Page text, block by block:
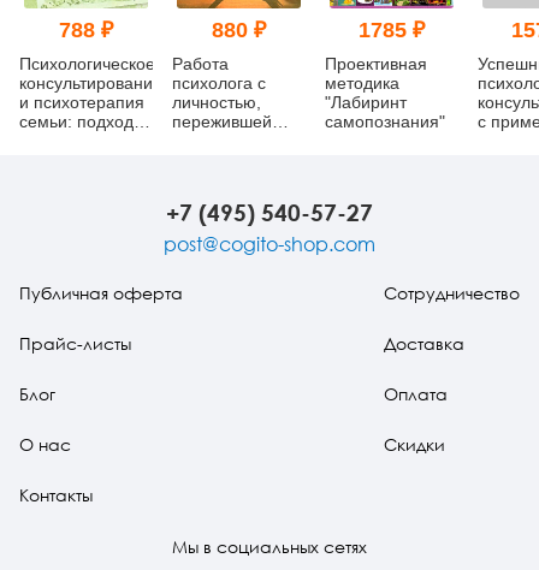
788 ₽
Психологическое
консультирование
и психотерапия
семьи: подходы,
880 ₽
Работа
психолога с
личностью,
пережившей
1785 ₽
Проективная
методика
"Лабиринт
самопознания"
с
+7 (495) 540-57-27
post@cogito-shop.com
Публичная оферта
Прайс-листы
Блог
О нас
Контакты
Сотрудничество
Доставка
Оплата
Скидки
Мы в социальных сетях